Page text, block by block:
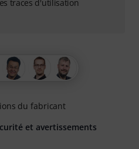
du fabricant
et avertissements
traces d'utilisation